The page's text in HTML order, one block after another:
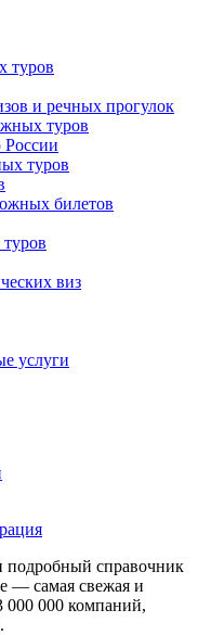
туров
и речных прогулок
туров
туров
билетов
виз
услуги
справочник
— самая свежая и
000 000 компаний,